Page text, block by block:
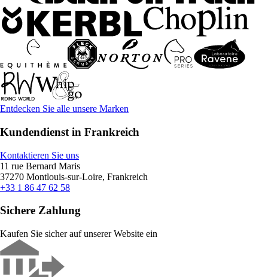
Entdecken Sie alle unsere Marken
Kundendienst in Frankreich
Kontaktieren Sie uns
11 rue Bernard Maris
37270 Montlouis-sur-Loire, Frankreich
+33 1 86 47 62 58
Sichere Zahlung
Kaufen Sie sicher auf unserer Website ein